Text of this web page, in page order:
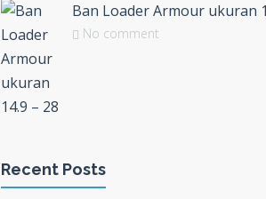
Ban Loader Armour ukuran
No comment
Recent Posts